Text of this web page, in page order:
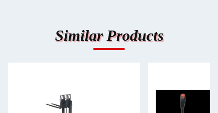
Similar Products